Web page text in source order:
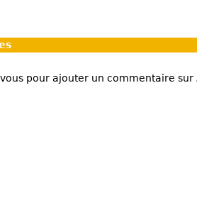
pour ajouter un commentaire sur